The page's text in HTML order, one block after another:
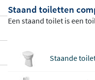
Staand toiletten
Een staand toilet is een
and wordt bevestigd. In
Staande